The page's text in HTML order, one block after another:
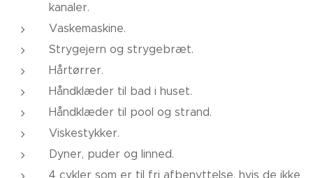
kanaler.
Vaskemaskine.
Strygejern og strygebræt.
Hårtørrer.
Håndklæder til bad i huset.
Håndklæder til pool og strand.
Viskestykker.
Dyner, puder og linned.
4 cykler som er til fri afbenyttelse, hvis de ikke